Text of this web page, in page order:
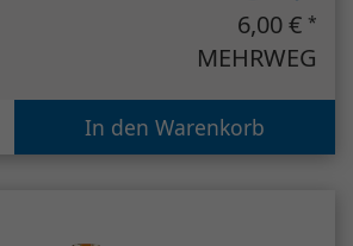
6,00 € *
MEHRWEG
Mineau Naturelle Maria Quelle
In den Warenkorb